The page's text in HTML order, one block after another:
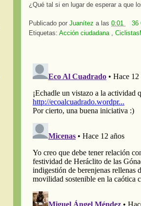
¿Qué tal si en lugar de esperar a que
Publicado por Juanítez a las 0:01
36
Etiquetas: Acción ciudadana ,